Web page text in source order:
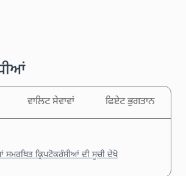
ਵਾਲਿਟ ਸੇਵਾਵਾਂ ਫਿਏਟ ਭੁਗਤਾਨ
ਸਮਰਥਿਤ ਕ੍ਰਿਪਟੋਕਰੰਸੀਆਂ ਦੀ ਸੂਚੀ ਦੇਖੋ